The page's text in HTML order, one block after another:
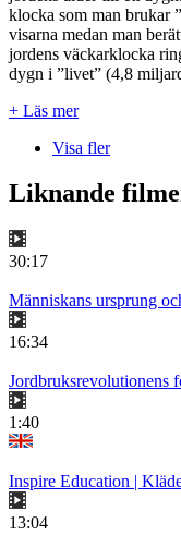
klocka som man brukar
visarna medan man
jordens väckarklocka
dygn i ”livet” (4,8
+ Läs mer
Visa fler
Liknande
30:17
Människans ursprung
16:34
Jordbruksrevolutionens
1:40
Inspire Education |
13:04